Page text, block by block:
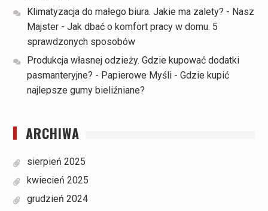
Klimatyzacja do małego biura. Jakie ma zalety? - Nasz
Majster- Jak dbać o komfort pracy w domu. 5
sprawdzonych sposobów
Produkcja własnej odzieży. Gdzie kupować dodatki
pasmanteryjne? - Papierowe Myśli- Gdzie kupić
najlepsze gumy bieliźniane?
ARCHIWA
sierpień 2025
kwiecień 2025
grudzień 2024